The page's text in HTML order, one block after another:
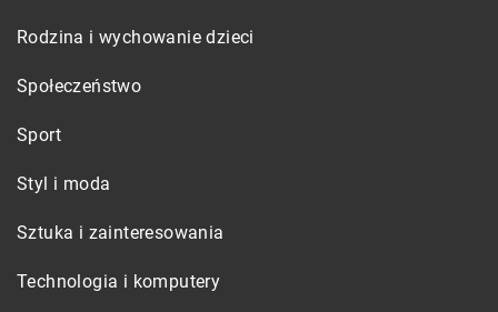
Rodzina i wychowanie dzieci
Społeczeństwo
Sport
Styl i moda
Sztuka i zainteresowania
Technologia i komputery